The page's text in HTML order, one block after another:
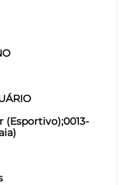
(Esportivo);0013-